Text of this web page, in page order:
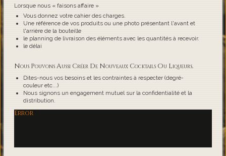
Lorsque nous « faisons affaire »
Vous donnez votre cahier des charges.
Une référence de vos produits ou une photo présentant l'avant et
l'arrière de la bouteille
le planning de livraison des éléments avec les quantités à recevoir.
le délai
Nous Pouvons Aussi Créer De Nouveaux Cocktails Ou Liqueurs.
Dites-nous vos besoins et les contraintes à respecter (degré-
couleur etc...)
Nous signons un engagement mutuel sur la confidentialité et la
distribution.
Error